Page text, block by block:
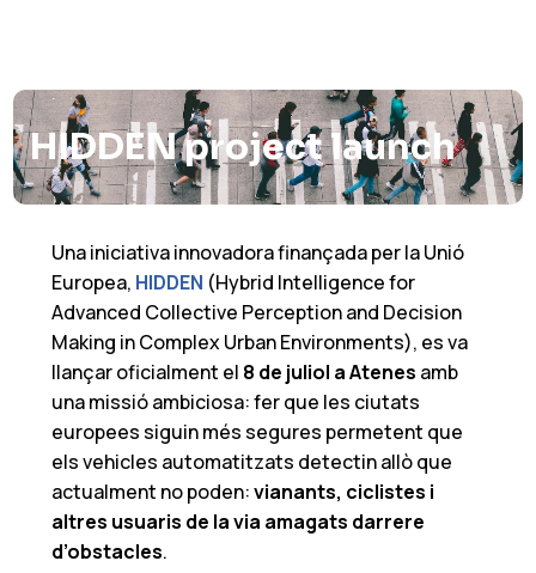
HIDDEN project launch
Una iniciativa innovadora finançada per la Unió
Europea, HIDDEN (Hybrid Intelligence for
Advanced Collective Perception and Decision
Making in Complex Urban Environments), es va
llançar oficialment el 8 de juliol a Atenes amb
una missió ambiciosa: fer que les ciutats
europees siguin més segures permetent que
els vehicles automatitzats detectin allò que
actualment no poden:vianants, ciclistes i
altres usuaris de la via amagats darrere
d’obstacles.